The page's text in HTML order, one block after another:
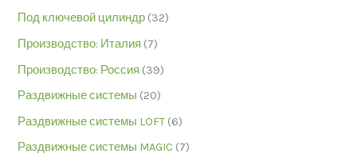
Под ключевой цилиндр (32)
Производство: Италия (7)
Производство: Россия (39)
Раздвижные системы (20)
Раздвижные системы LOFT (6)
Раздвижные системы MAGIC (7)